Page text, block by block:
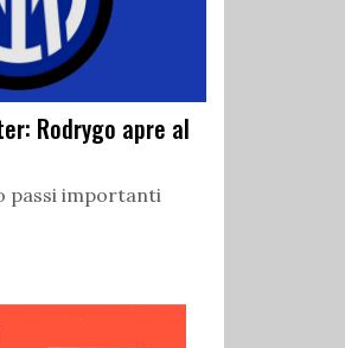
Rodrygo apre al
passi importanti